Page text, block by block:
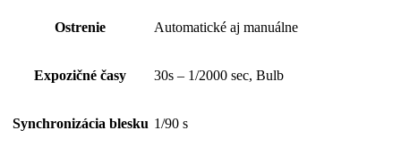
Ostrenie Automatické aj manuálne
Expozičné časy 30s – 1/2000 sec, Bulb
Synchronizácia blesku 1/90 s